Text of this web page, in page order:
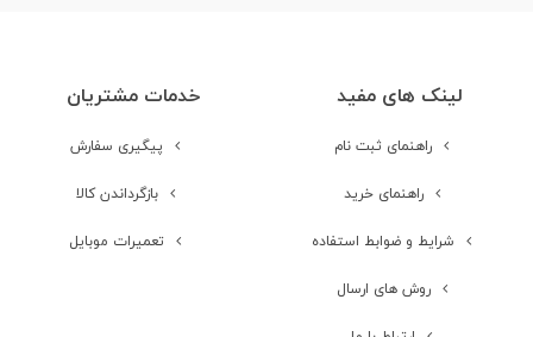
لینک های مفید
راهنمای ثبت نام
راهنمای خرید
شرایط و ضوابط استفاده
روش های ارسال
خدمات مشتریان
پیگیری سفارش
بازگرداندن کالا
تعمیرات موبایل